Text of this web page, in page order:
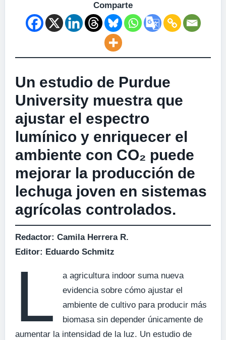
Comparte
Un estudio de Purdue
University muestra que
ajustar el espectro
lumínico y enriquecer el
ambiente con CO₂ puede
mejorar la producción de
lechuga joven en sistemas
agrícolas controlados.
Redactor: Camila Herrera R.
Editor: Eduardo Schmitz
L
a agricultura indoor suma nueva
evidencia sobre cómo ajustar el
ambiente de cultivo para producir más
biomasa sin depender únicamente de
aumentar la intensidad de la luz. Un estudio de